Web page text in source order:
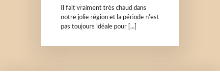
Il fait vraiment très chaud dans
notre jolie région et la période n'est
pas toujours idéale pour [...]